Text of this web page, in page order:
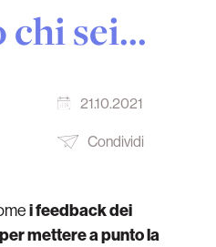
chi sei…
21.10.2021
Condividi
i feedback dei
mettere a punto la